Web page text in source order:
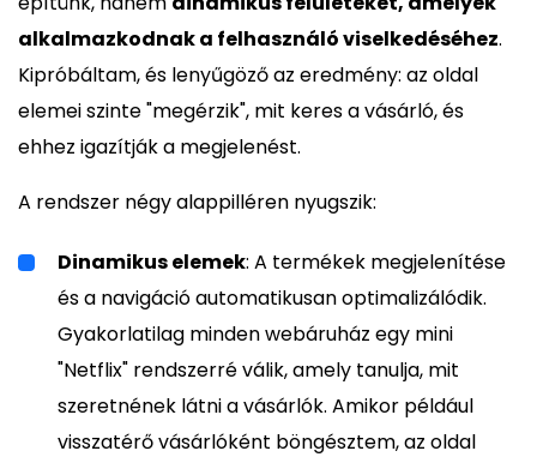
alkalmazkodnak a felhasználó viselkedéséhez.
Kipróbáltam, és lenyűgöző az eredmény: az oldal
elemei szinte "megérzik", mit keres a vásárló, és
ehhez igazítják a megjelenést.
A rendszer négy alappilléren nyugszik:
Dinamikus elemek: A termékek megjelenítése
és a navigáció automatikusan optimalizálódik.
Gyakorlatilag minden webáruház egy mini
"Netflix" rendszerré válik, amely tanulja, mit
szeretnének látni a vásárlók. Amikor például
visszatérő vásárlóként böngésztem, az oldal